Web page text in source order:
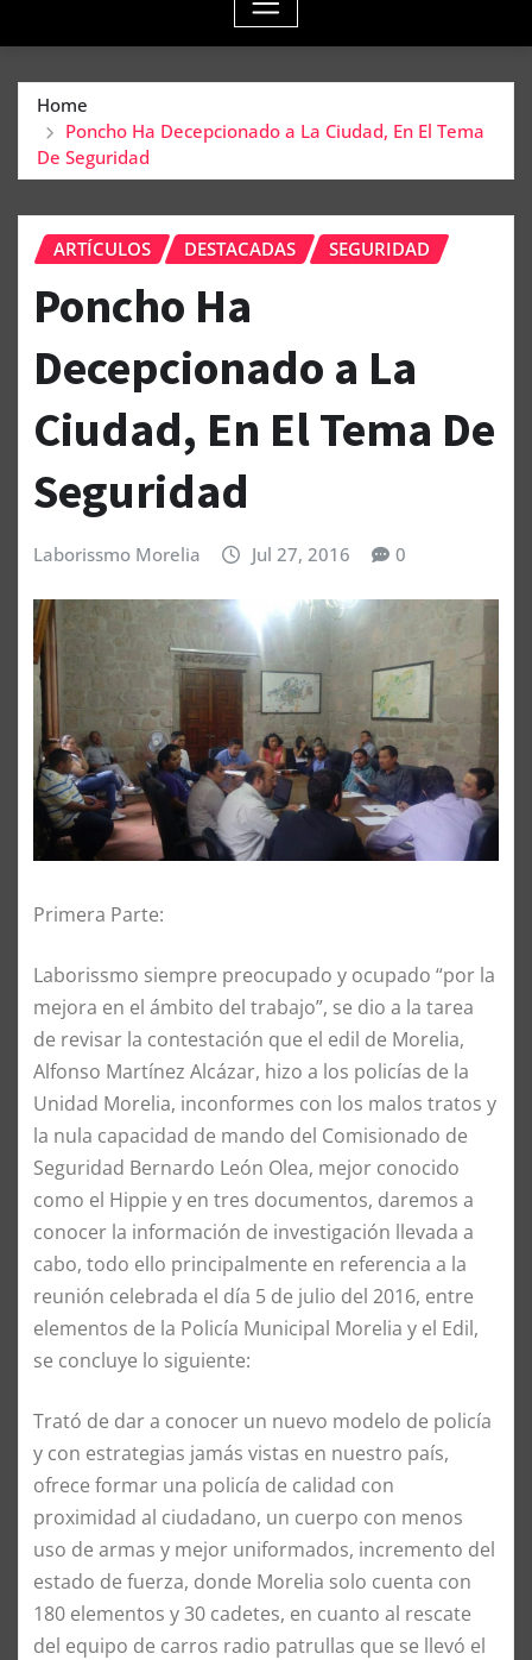
Home
Poncho Ha Decepcionado a La Ciudad, En El Tema
De Seguridad
ARTÍCULOS DESTACADAS SEGURIDAD
Poncho Ha
Decepcionado a La
Ciudad, En El Tema De
Seguridad
Laborissmo Morelia Jul 27, 2016 0
Primera Parte:
Laborissmo siempre preocupado y ocupado “por la
mejora en el ámbito del trabajo”, se dio a la tarea
de revisar la contestación que el edil de Morelia,
Alfonso Martínez Alcázar, hizo a los policías de la
Unidad Morelia, inconformes con los malos tratos y
la nula capacidad de mando del Comisionado de
Seguridad Bernardo León Olea, mejor conocido
como el Hippie y en tres documentos, daremos a
conocer la información de investigación llevada a
cabo, todo ello principalmente en referencia a la
reunión celebrada el día 5 de julio del 2016, entre
elementos de la Policía Municipal Morelia y el Edil,
se concluye lo siguiente:
Trató de dar a conocer un nuevo modelo de policía
y con estrategias jamás vistas en nuestro país,
ofrece formar una policía de calidad con
proximidad al ciudadano, un cuerpo con menos
uso de armas y mejor uniformados, incremento del
estado de fuerza, donde Morelia solo cuenta con
180 elementos y 30 cadetes, en cuanto al rescate
del equipo de carros radio patrullas que se llevó el